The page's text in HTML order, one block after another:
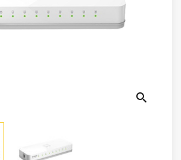
search